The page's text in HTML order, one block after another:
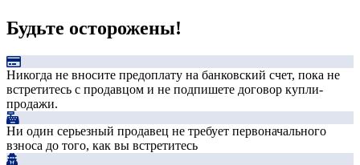
Будьте осторожены!
Никогда не вносите предоплату на банковский счет, пока не
встретитесь с продавцом и не подпишете договор купли-
продажи.
Ни один серьезный продавец не требует первоначального
взноса до того, как вы встретитесь